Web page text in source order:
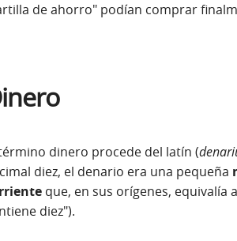
de ahorro" podían comprar
dinero procede del latín (
diez, el denario era una pequeña
que, en sus orígenes, equivalía
diez").